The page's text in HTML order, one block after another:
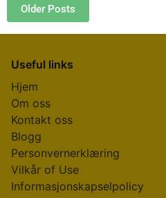
Posts navigation
Older Posts
Useful links
Hjem
Om oss
Kontakt oss
Blogg
Personvernerklæring
Vilkår of Use
Informasjonskapselpolicy